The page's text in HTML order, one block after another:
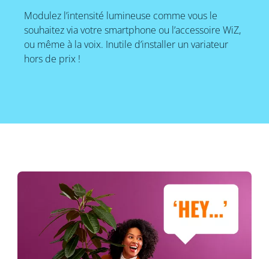
Modulez l’intensité lumineuse comme vous le
souhaitez via votre smartphone ou l’accessoire WiZ,
ou même à la voix. Inutile d’installer un variateur
hors de prix !